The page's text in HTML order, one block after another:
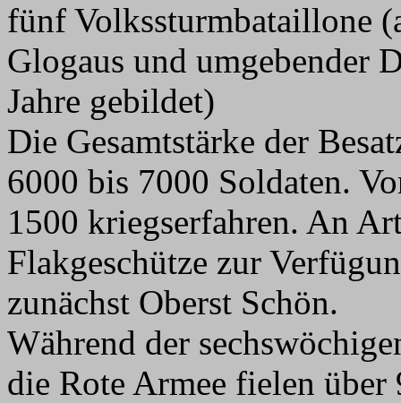
fünf Volkssturmbataillone
Glogaus und umgebender
Jahre gebildet)
Die Gesamtstärke der
6000 bis 7000 Soldaten.
1500 kriegserfahren. An
Flakgeschütze zur
zunächst Oberst Schön.
Während der
die Rote Armee fielen über